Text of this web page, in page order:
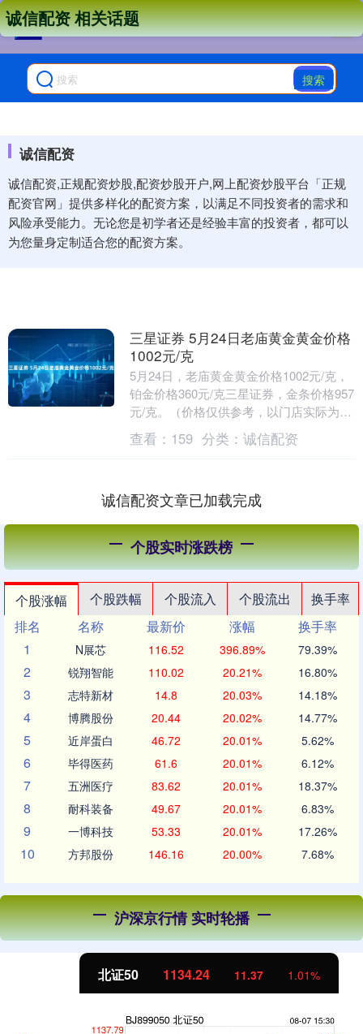
搜索
诚信配资
诚信配资,正规配资炒股,配资炒股开户,网上配资炒股平台「正规
配资官网」提供多样化的配资方案，以满足不同投资者的需求和
风险承受能力。无论您是初学者还是经验丰富的投资者，都可以
为您量身定制适合您的配资方案。
诚信配资 相关话题
三星证券 5月24日老庙黄金黄金价格
1002元/克
5月24日，老庙黄金黄金价格1002元/克，
铂金价格360元/克三星证券，金条价格957
元/克。（价格仅供参考，以门店实际为
准）同日上海黄金交易所现货黄金AU9....
查看： 159 分类： 诚信配资
诚信配资文章已加载完成
个股实时涨跌榜
个股涨幅 个股跌幅 个股流入 个股流出
换手率
排名
名称 最新价 涨幅
换手率
1
N展芯 116.52 396.89% 79.39%
2 锐翔智能 110.02 20.21% 16.80%
3 志特新材 14.8 20.03% 14.18%
4 博腾股份 20.44 20.02% 14.77%
5 近岸蛋白 46.72 20.01% 5.62%
6 毕得医药 61.6 20.01% 6.12%
7 五洲医疗 83.62 20.01% 18.37%
8 耐科装备 49.67 20.01% 6.83%
9 一博科技 53.33 20.01% 17.26%
10 方邦股份 146.16 20.00% 7.68%
沪深京行情 实时轮播
北证50 1134.24 11.37 1.01%